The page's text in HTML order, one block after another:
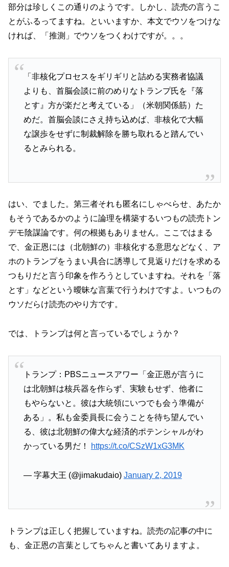
部分は珍しくこの通りのようです。しかし、読売の言うこ
とがふるってますね。といいますか、本文でウソをつけな
ければ、「推測」でウソをつくわけですが。。。
「非核化プロセスをギリギリと詰める実務者協議
よりも、首脳会談に前のめりなトランプ氏を『落
とす』方が楽だと考えている」（米朝関係筋）た
めだ。首脳会談にさえ持ち込めば、非核化で大幅
な譲歩をせずに制裁解除を勝ち取れると踏んでい
るとみられる。
はい、でました。第三者それも匿名にしゃべらせ、あたか
もそうであるかのように論理を構築するいつもの読売トン
デモ陰謀論です。何の根拠もありません。ここではまる
で、金正恩には（北朝鮮の）非核化する意思などなく、ア
ホのトランプをうまい具合に誘導して見返りだけを求める
つもりだと言う印象を作ろうとしていますね。それを「落
とす」などという曖昧な言葉で行うわけですよ。いつもの
ウソだらけ読売のやり方です。
では、トランプは何と言っているでしょうか？
トランプ：PBSニュースアワー「金正恩が言うに
は北朝鮮は核兵器を作らず、実験もせず、他者に
もやらないと。彼は大統領にいつでも会う準備が
ある」。私も金委員長に会うことを待ち望んでい
る、彼は北朝鮮の偉大な経済的ポテンシャルがわ
かっている男だ！
https://t.co/CSzW1xG3MK
— 字幕大王 (@jimakudaio) January 2, 2019
トランプは正しく把握していますね。読売の記事の中に
も、金正恩の言葉としてちゃんと書いてありますよ。